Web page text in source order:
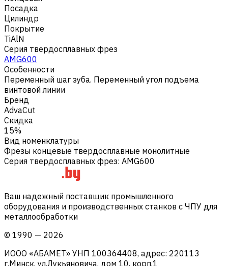
Посадка
Цилиндр
Покрытие
TiAlN
Серия твердосплавных фрез
AMG600
Особенности
Переменный шаг зуба. Переменный угол подъема
винтовой линии
Бренд
AdvaCut
Скидка
15%
Вид номенклатуры
Фрезы концевые твердосплавные монолитные
Серия твердосплавных фрез: AMG600
Ваш надежный поставщик промышленного
оборудования и производственных станков с ЧПУ для
металлообработки
© 1990 — 2026
ИООО «АБАМЕТ» УНП 100364408, адрес: 220113
г.Минск, ул.Лукьяновича, дом 10, корп.1